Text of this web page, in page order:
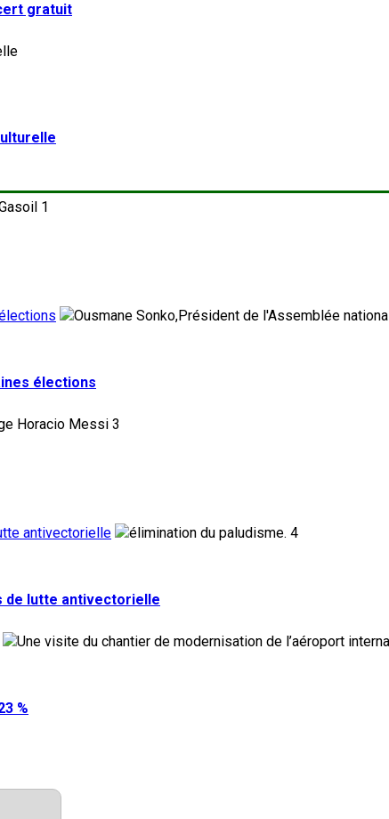
gratuit
1
élections
3
antivectorielle
4
de lutte antivectorielle
%